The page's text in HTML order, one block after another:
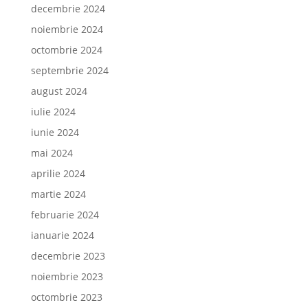
decembrie 2024
noiembrie 2024
octombrie 2024
septembrie 2024
august 2024
iulie 2024
iunie 2024
mai 2024
aprilie 2024
martie 2024
februarie 2024
ianuarie 2024
decembrie 2023
noiembrie 2023
octombrie 2023